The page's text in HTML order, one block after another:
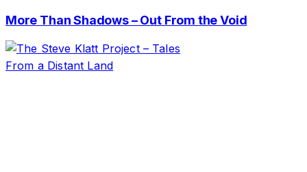
More Than Shadows – Out From the Void